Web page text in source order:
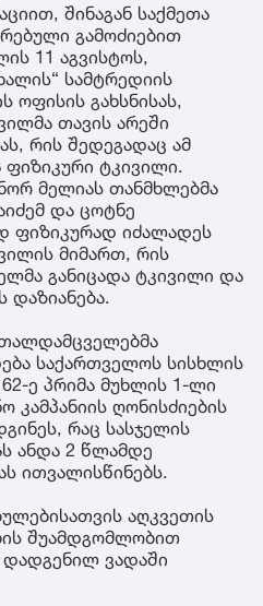
შინაგან საქმეთა
გამოძიებით
11 აგვისტოს,
სამტრედიის
ოფისის გახსნისას,
თავის არეში
რის შედეგადაც ამ
ფიზიკური ტკივილი.
მელიას თანმხლებმა
და ცოტნე
ფიზიკურად იძალადეს
მიმართ, რის
განიცადა ტკივილი და
დაზიანება.
საქართველოს სისხლის
ე პრიმა მუხლის 1-ლი
კამპანიის ღონისძიების
რაც სასჯელის
ანდა 2 წლამდე
ითვალისწინებს.
აღკვეთის
შუამდგომლობით
ვადაში